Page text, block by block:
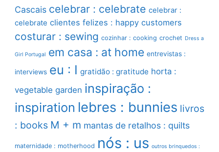
Cascais celebrar : celebrate celebrar :
celebrate clientes felizes : happy customers
costurar : sewing cozinhar : cooking crochet Dress a
Girl Portugal em casa : at home entrevistas :
interviews eu : I gratidão : gratitude horta :
vegetable garden inspiração :
inspiration lebres : bunnies livros
: books M + m mantas de retalhos : quilts
maternidade : motherhood nós : us outros brinquedos :